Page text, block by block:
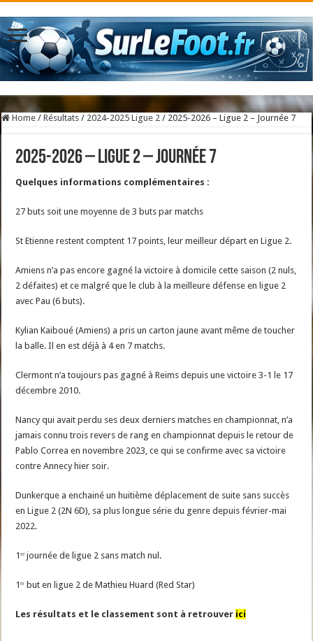
Home / Résultats / 2024-2025 Ligue 2 / 2025-2026 – Ligue 2 – Journée 7
2025-2026 – Ligue 2 – Journée 7
Quelques informations complémentaires :
27 buts soit une moyenne de 3 buts par matchs
St Etienne restent comptent 17 points, leur meilleur départ en Ligue 2.
Amiens n’a pas encore gagné la victoire à domicile cette saison (2 nuls,
2 défaites) et ce malgré que le club à la meilleure défense en ligue 2
avec Pau (6 buts).
Kylian Kaiboué (Amiens) a pris un carton jaune avant même de toucher
la balle. Il en est déjà à 4 en 7 matchs.
Clermont n’a toujours pas gagné à Reims depuis une victoire 3-1 le 17
décembre 2010.
Nancy qui avait perdu ses deux derniers matches en championnat, n’a
jamais connu trois revers de rang en championnat depuis le retour de
Pablo Correa en novembre 2023, ce qui se confirme avec sa victoire
contre Annecy hier soir.
Dunkerque a enchainé un huitième déplacement de suite sans succès
en Ligue 2 (2N 6D), sa plus longue série du genre depuis février-mai
2022.
1ʳᵉ journée de ligue 2 sans match nul.
1ᵉʳ but en ligue 2 de Mathieu Huard (Red Star)
Les résultats et le classement sont à retrouver ici